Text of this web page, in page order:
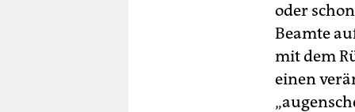
oder
Beamte
mit dem
einen